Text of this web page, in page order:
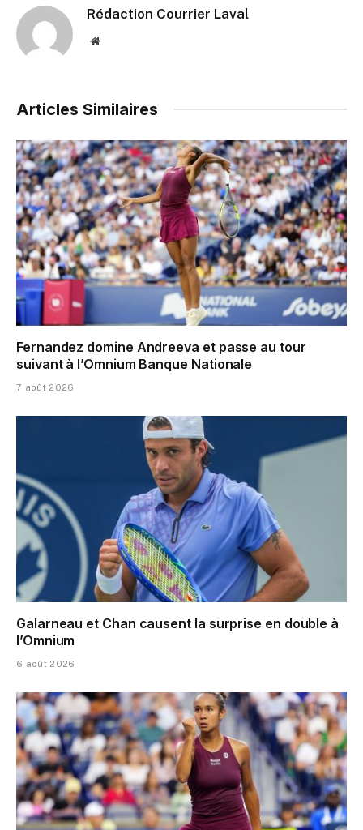
Rédaction Courrier Laval
Website
Articles Similaires
Fernandez domine Andreeva et passe au tour
suivant à l’Omnium Banque Nationale
7 août 2026
Galarneau et Chan causent la surprise en double à
l’Omnium
6 août 2026